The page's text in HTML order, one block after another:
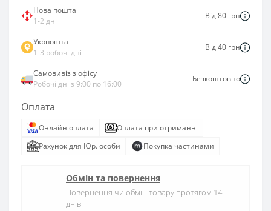
Нова пошта
1-2 дні
Від 80 грн
Укрпошта
1-3 робочі дні
Від 40 грн
Самовивіз з офісу
Робочі дні з 9:00 по 16:00
Безкоштовно
Оплата
Онлайн оплата
Оплата при отриманні
Рахунок для Юр. особи
Покупка частинами
Обмін та повернення
Повернення чи обмін товару протягом 14
днів